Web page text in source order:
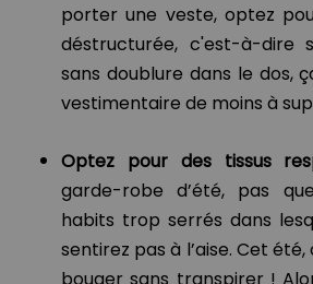
porter une veste, optez
déstructurée, c'est-à-dire
sans doublure dans le dos,
vestimentaire de moins à
Optez pour des tissus
garde-robe d’été, pas
habits trop serrés dans
sentirez pas à l’aise. Cet
bouger sans transpirer !